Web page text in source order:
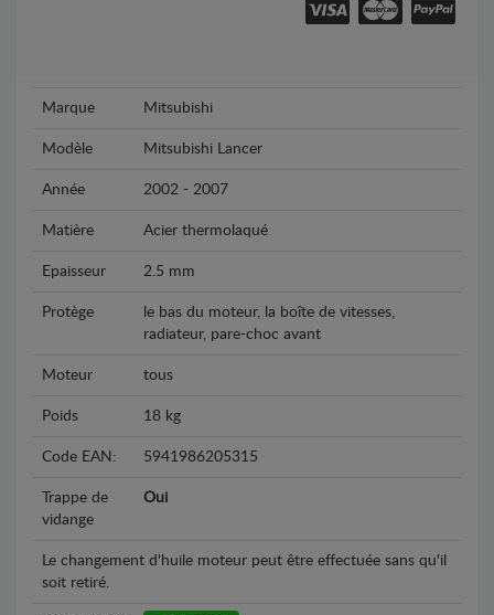
Marque Mitsubishi
Modèle Mitsubishi Lancer
Année 2002 - 2007
Matière Acier thermolaqué
Epaisseur 2.5 mm
Protège
le bas du moteur, la boîte de vitesses,
radiateur, pare-choc avant
Moteur tous
Poids 18 kg
Code EAN: 5941986205315
Trappe de
vidange
Oui
Le changement d'huile moteur peut être effectuée sans qu'il
soit retiré.